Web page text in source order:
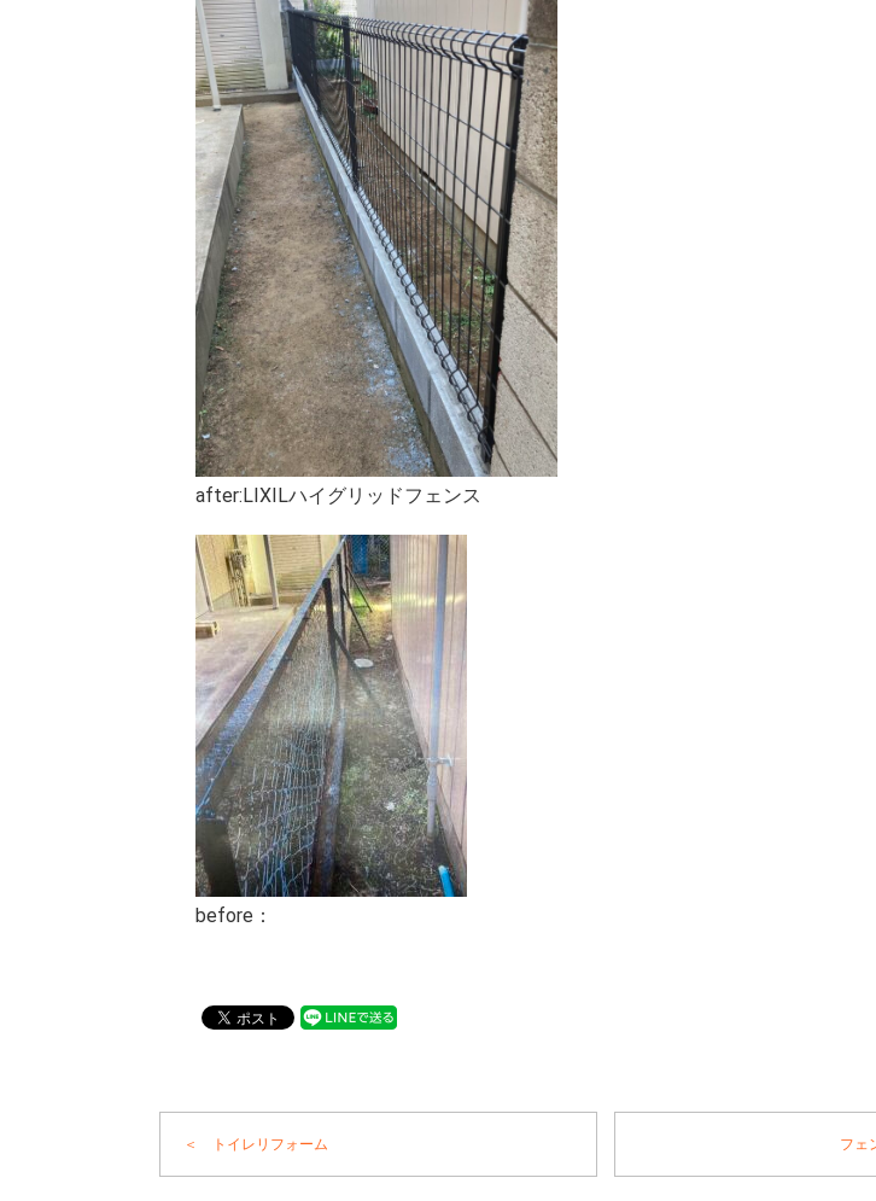
after:LIXILハイグリッドフェンス
before：
＜ トイレリフォーム フェ